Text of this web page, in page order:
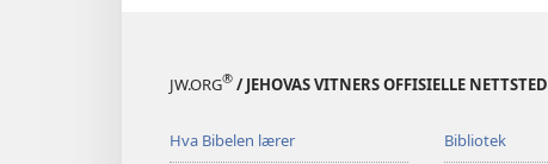
JW.ORG® / JEHOVAS VITNERS OFFISIELLE NETTSTED
Hva Bibelen lærer Bibliotek